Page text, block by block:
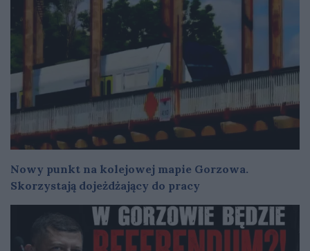
Nowy punkt na kolejowej mapie Gorzowa.
Skorzystają dojeżdżający do pracy